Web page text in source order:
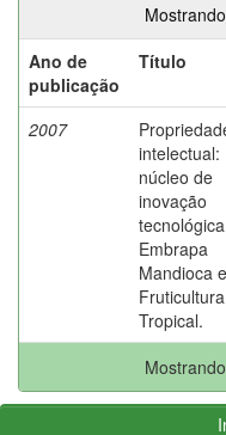
Ano de
publicação
Título
2007
intelectual:
núcleo de
inovação
tecnológica
Embrapa
Mandioca e
Fruticultura
Tropical.